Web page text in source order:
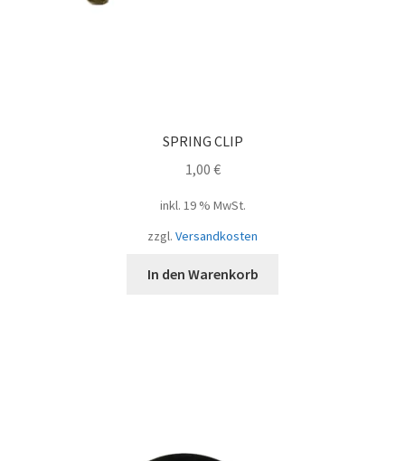
SPRING CLIP
1,00 €
inkl. 19 % MwSt.
zzgl. Versandkosten
In den Warenkorb